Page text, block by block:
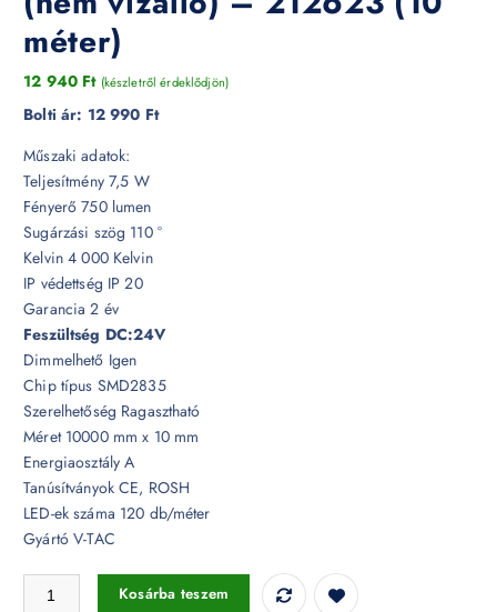
méter)
12 940 Ft (készletről érdeklődjön)
Bolti ár: 12 990 Ft
Műszaki adatok:
Teljesítmény 7,5 W
Fényerő 750 lumen
Sugárzási szög 110 °
Kelvin 4 000 Kelvin
IP védettség IP 20
Garancia 2 év
Feszültség DC:24V
Dimmelhető Igen
Chip típus SMD2835
Szerelhetőség Ragasztható
Méret 10000 mm x 10 mm
Energiaosztály A
Tanúsítványok CE, ROSH
LED-ek száma 120 db/méter
Gyártó V-TAC
7,5W LED Szalag 2835 120LED/m 24V 4000K IP20 (nem vízálló) -
Kosárba teszem